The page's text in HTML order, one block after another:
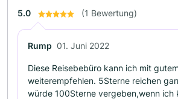
5.0 (1 Bewertung)
Rump 01. Juni 2022
Diese Reisebebüro kann ich mit
weiterempfehlen. 5Sterne reichen
würde 100Sterne vergeben,wenn ich